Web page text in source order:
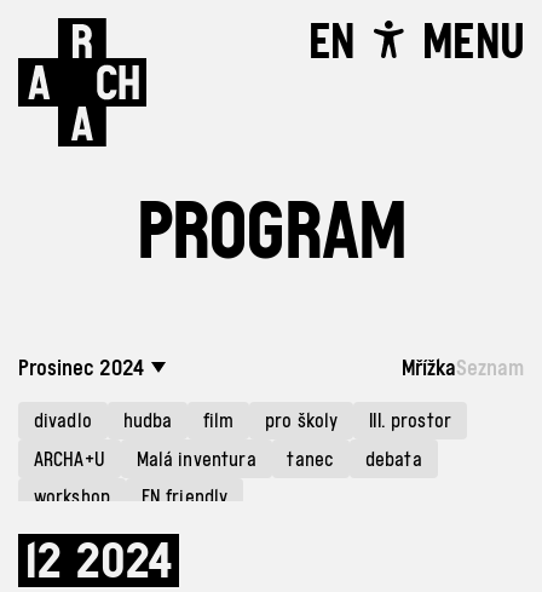
EN MENU
PROGRAM
Prosinec 2024 MřížkaSeznam
divadlo hudba film pro školy
III. prostor
ARCHA+U
Malá inventura tanec
debata
workshop
EN friendly
12 2024